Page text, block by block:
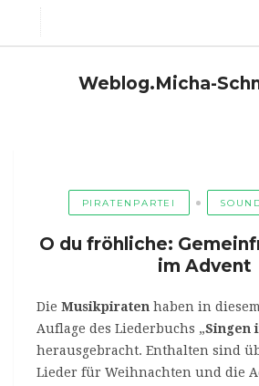
Weblog.Micha-
PIRATENPARTEI
O du fröhliche:
im Advent
Die Musikpiraten haben in
Auflage des Liederbuchs „Singen
herausgebracht. Enthalten sind
Lieder für Weihnachten und die